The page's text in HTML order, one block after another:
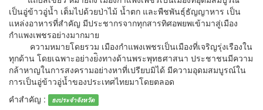
เป็นอู่ข้าวอู่น้ำ เต็มไปด้วยป่าไม้ น้ำตก และพืชพันธุ์ธัญญาหาร เป็น
แหล่งอาหารที่สำคัญ มีประชากรจากทุกสารทิศอพยพเข้ามาสู่เมือง
กำแพงเพชรอย่างมากมาย
ความหมายโดยรวม เมืองกำแพงเพชรเป็นเมืองที่เจริญรุ่งเรืองใน
ทุกด้าน โดยเฉพาะอย่างย่ิงทางด้านพระพุทธศาสนา ประชาชนมีความ
กล้าหาญในการสงครามอย่างหาที่เปรียบมิได้ มีความอุดมสมบูรณ์ใน
การเป็นอู่ข้าวอู่น้ำของประเทศไทยมาโดยตลอด
คำสำคัญ :
ธงประจำจังหวัด